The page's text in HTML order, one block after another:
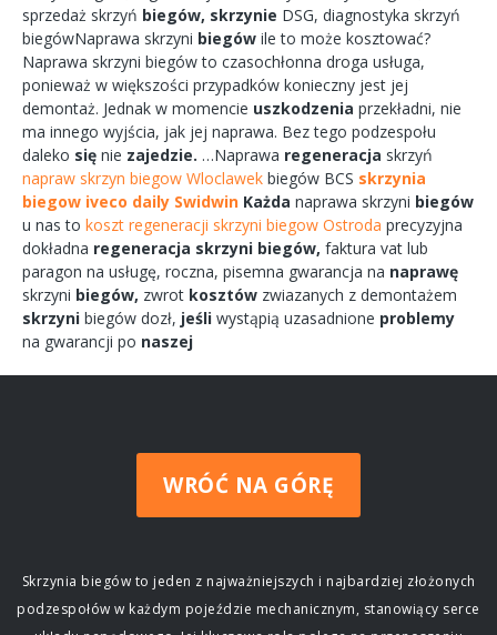
sprzedaż skrzyń biegów, skrzynie DSG, diagnostyka skrzyń
biegówNaprawa skrzyni biegów ile to może kosztować?
Naprawa skrzyni biegówto czasochłonna droga usługa,
ponieważ w większości przypadków konieczny jest jej
demontaż. Jednak w momencie uszkodzenia przekładni, nie
ma innego wyjścia, jak jej naprawa. Bez tego podzespołu
daleko się nie zajedzie. …Naprawa regeneracja skrzyń
napraw skrzyn biegow Wloclawek biegów BCS skrzynia
biegow iveco daily Swidwin Każda naprawa skrzyni biegów
u nas to koszt regeneracji skrzyni biegow Ostroda precyzyjna
dokładna regeneracja skrzyni biegów, faktura vat lub
paragon na usługę, roczna, pisemna gwarancja na naprawę
skrzyni biegów, zwrot kosztów zwiazanych z demontażem
skrzyni biegów dozł, jeśli wystąpią uzasadnione problemy
na gwarancji po naszej
WRÓĆ NA GÓRĘ
Skrzynia biegów to jeden z najważniejszych i najbardziej złożonych
podzespołów w każdym pojeździe mechanicznym, stanowiący serce